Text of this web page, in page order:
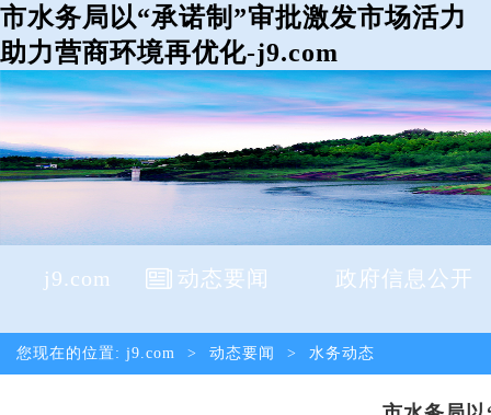
市水务局以“承诺制”审批激发市场活力
助力营商环境再优化-j9.com
j9.com 动态要闻 政府信息公开
您现在的位置: j9.com > 动态要闻 > 水务动态